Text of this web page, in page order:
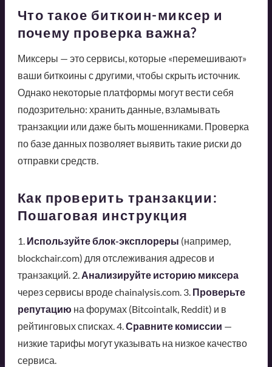
Что такое биткоин-миксер и
почему проверка важна?
Миксеры — это сервисы, которые «перемешивают»
ваши биткоины с другими, чтобы скрыть источник.
Однако некоторые платформы могут вести себя
подозрительно: хранить данные, взламывать
транзакции или даже быть мошенниками. Проверка
по базе данных позволяет выявить такие риски до
отправки средств.
Как проверить транзакции:
Пошаговая инструкция
1. Используйте блок-эксплореры (например,
blockchair.com) для отслеживания адресов и
транзакций. 2. Анализируйте историю миксера
через сервисы вроде chainalysis.com. 3. Проверьте
репутацию на форумах (Bitcointalk, Reddit) и в
рейтинговых списках. 4.Сравните комиссии —
низкие тарифы могут указывать на низкое качество
сервиса.